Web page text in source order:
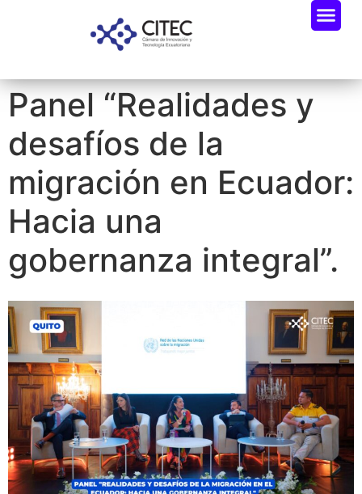
Panel “Realidades y
desafíos de la
migración en Ecuador:
Hacia una
gobernanza integral”.